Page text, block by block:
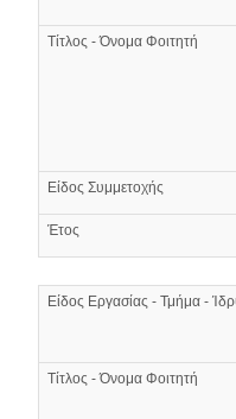
Τίτλος - Όνομα Φοιτητή
Είδος Συμμετοχής
Έτος
Είδος Εργασίας - Τμήμα -
Τίτλος - Όνομα Φοιτητή